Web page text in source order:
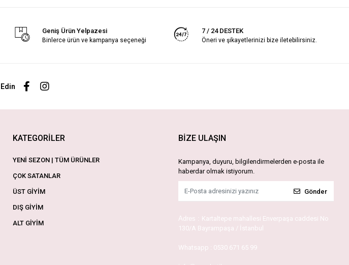
Geniş Ürün Yelpazesi
Binlerce ürün ve kampanya seçeneği
7 / 24 DESTEK
Öneri ve şikayetlerinizi bize iletebilirsiniz.
KATEGORİLER
YENİ SEZON | TÜM ÜRÜNLER
ÇOK SATANLAR
ÜST GİYİM
DIŞ GİYİM
ALT GİYİM
BİZE ULAŞIN
Kampanya, duyuru, bilgilendirmelerden e-posta ile
haberdar olmak istiyorum.
Gönder
Adres : Kartaltepe mahallesi Enverpaşa caddesi No
130/A Bayrampaşa / İstanbul
Whatsapp : 0530 671 65 99